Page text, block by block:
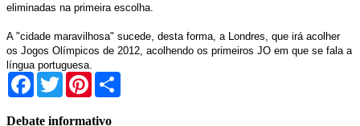
eliminadas na primeira escolha.
A "cidade maravilhosa" sucede, desta forma, a Londres, que irá acolher
os Jogos Olímpicos de 2012, acolhendo os primeiros JO em que se fala a
língua portuguesa.
Facebook
TwitterPinterest
Debate informativo